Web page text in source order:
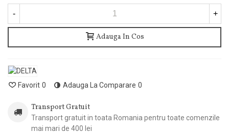
- +
Adauga In Cos
Favorit 0 Adauga La Comparare 0
Transport Gratuit
Transport gratuit in toata Romania pentru toate comenzile
mai mari de 400 lei